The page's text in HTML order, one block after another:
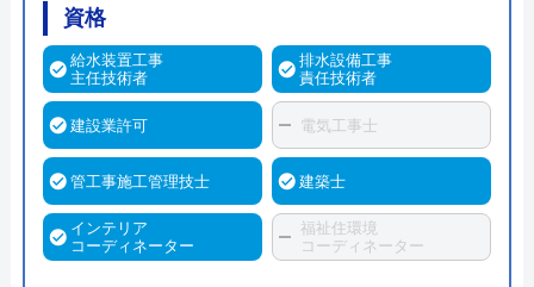
資格
給水装置工事
主任技術者
排水設備工事
責任技術者
建設業許可 電気工事士
管工事施工管理技士 建築士
インテリア
コーディネーター
福祉住環境
コーディネーター